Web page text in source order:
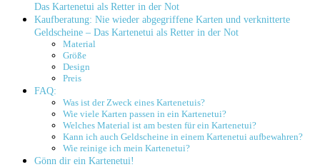
Das Kartenetui als Retter in der Not
Kaufberatung: Nie wieder abgegriffene Karten und verknitterte
Geldscheine – Das Kartenetui als Retter in der Not
Material
Größe
Design
Preis
FAQ:
Was ist der Zweck eines Kartenetuis?
Wie viele Karten passen in ein Kartenetui?
Welches Material ist am besten für ein Kartenetui?
Kann ich auch Geldscheine in einem Kartenetui aufbewahren?
Wie reinige ich mein Kartenetui?
Gönn dir ein Kartenetui!